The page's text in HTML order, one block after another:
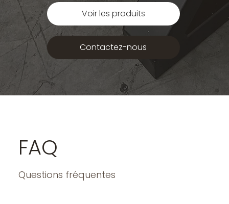
Voir les produits
Contactez-nous
FAQ
Questions fréquentes